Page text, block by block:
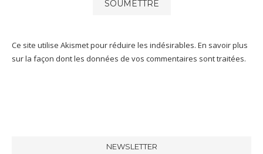
Ce site utilise Akismet pour réduire les indésirables. En savoir plus
sur la façon dont les données de vos commentaires sont traitées.
NEWSLETTER